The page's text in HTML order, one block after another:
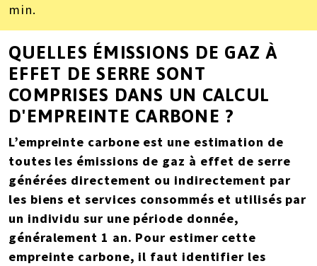
min.
QUELLES ÉMISSIONS DE GAZ À
EFFET DE SERRE SONT
COMPRISES DANS UN CALCUL
D'EMPREINTE CARBONE ?
L’empreinte carbone est une estimation de
toutes les émissions de gaz à effet de serre
générées directement ou indirectement par
les biens et services consommés et utilisés par
un individu sur une période donnée,
généralement 1 an. Pour estimer cette
empreinte carbone, il faut identifier les